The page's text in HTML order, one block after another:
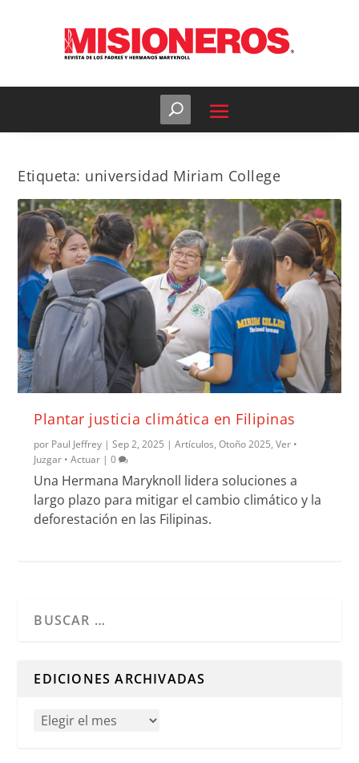
Etiqueta: universidad Miriam College
Plantar justicia climática en Filipinas
por Paul Jeffrey |Sep 2, 2025 |Artículos,Otoño 2025,Ver •
Juzgar • Actuar |0
Una Hermana Maryknoll lidera soluciones a
largo plazo para mitigar el cambio climático y la
deforestación en las Filipinas.
EDICIONES ARCHIVADAS